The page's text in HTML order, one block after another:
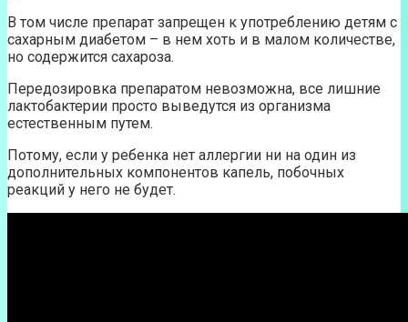
В том числе препарат запрещен к употреблению детям с
сахарным диабетом – в нем хоть и в малом количестве,
но содержится сахароза.
Передозировка препаратом невозможна, все лишние
лактобактерии просто выведутся из организма
естественным путем.
Потому, если у ребенка нет аллергии ни на один из
дополнительных компонентов капель, побочных
реакций у него не будет.